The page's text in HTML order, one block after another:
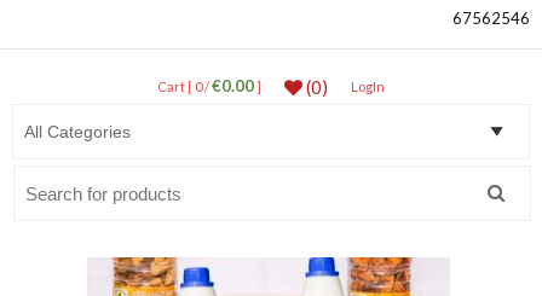
67562546
Cart [ 0 /€0.00] (0) LogIn